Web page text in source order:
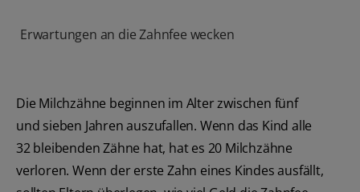
Erwartungen an die Zahnfee wecken
Die Milchzähne beginnen im Alter zwischen fünf
und sieben Jahren auszufallen. Wenn das Kind alle
32 bleibenden Zähne hat, hat es 20 Milchzähne
verloren. Wenn der erste Zahn eines Kindes ausfällt,